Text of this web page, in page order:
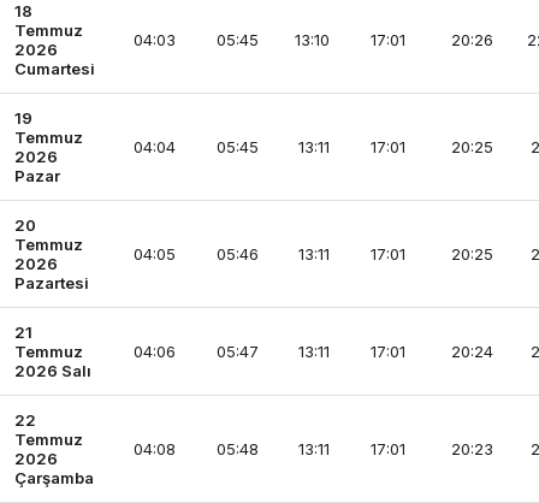
18
Temmuz
2026
Cumartesi
04:03 05:45 13:10 17:01 20:26
19
Temmuz
2026
Pazar
04:04 05:45 13:11 17:01 20:25
20
Temmuz
2026
Pazartesi
04:05 05:46 13:11 17:01 20:25
21
Temmuz
2026 Salı
04:06 05:47 13:11 17:01 20:24
22
Temmuz
2026
Çarşamba
04:08 05:48 13:11 17:01 20:23